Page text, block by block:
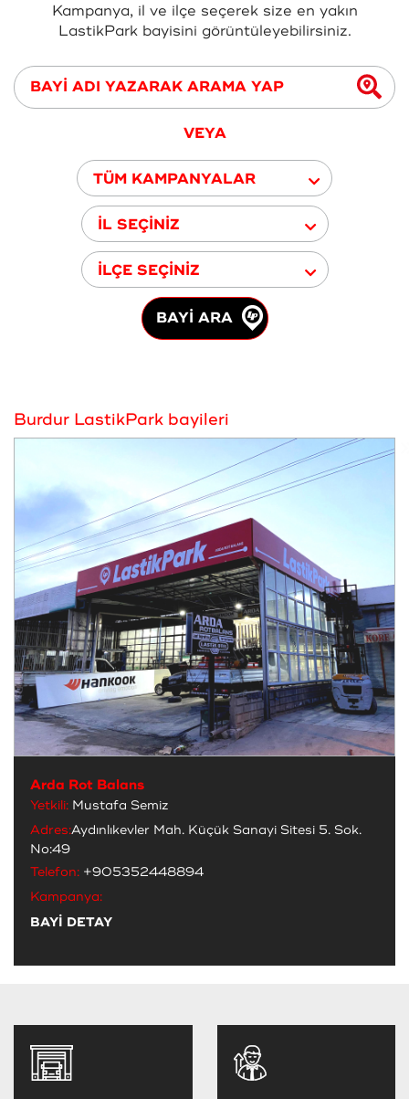
Kampanya, il ve ilçe seçerek size en yakın
LastikPark bayisini görüntüleyebilirsiniz.
VEYA
TÜM KAMPANYALAR
İL SEÇİNİZ
İLÇE SEÇİNİZ
BAYİ ARA
Burdur LastikPark bayileri
Arda Rot Balans
Yetkili: Mustafa Semiz
Adres:Aydınlıkevler Mah. Küçük Sanayi Sitesi 5. Sok.
No:49
Telefon: +905352448894
Kampanya:
BAYİ DETAY